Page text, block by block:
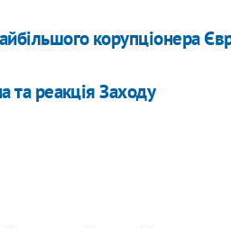
корупціонера
та реакція Заходу